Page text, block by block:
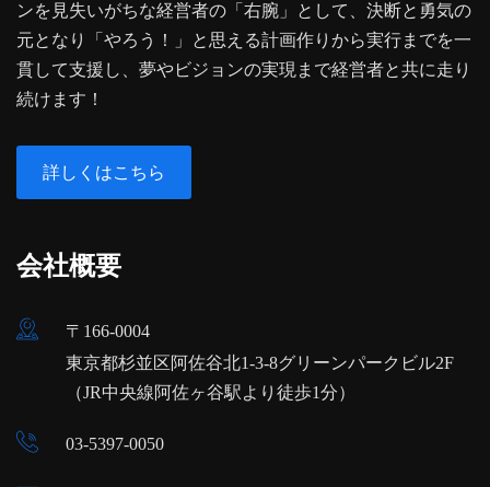
ンを見失いがちな経営者の「右腕」として、決断と勇気の
元となり「やろう！」と思える計画作りから実行までを一
貫して支援し、夢やビジョンの実現まで経営者と共に走り
続けます！
詳しくはこちら
会社概要
〒166-0004
東京都杉並区阿佐谷北1-3-8グリーンパークビル2F
（JR中央線阿佐ヶ谷駅より徒歩1分）
03-5397-0050